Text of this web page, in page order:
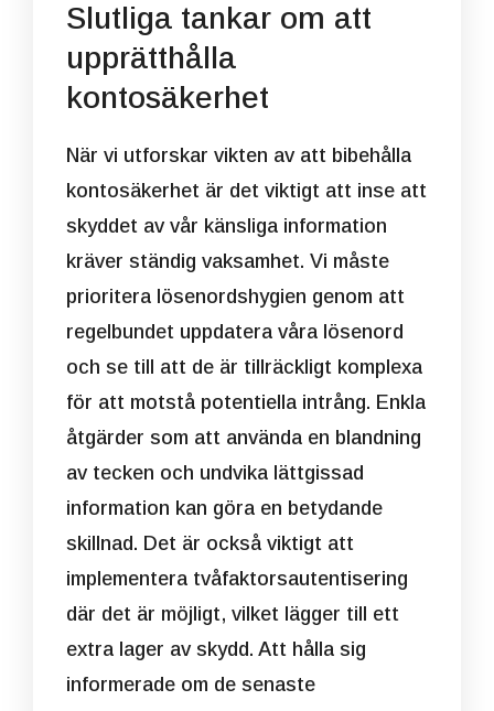
Slutliga tankar om att
upprätthålla
kontosäkerhet
När vi utforskar vikten av att bibehålla
kontosäkerhet är det viktigt att inse att
skyddet av vår känsliga information
kräver ständig vaksamhet. Vi måste
prioritera lösenordshygien genom att
regelbundet uppdatera våra lösenord
och se till att de är tillräckligt komplexa
för att motstå potentiella intrång. Enkla
åtgärder som att använda en blandning
av tecken och undvika lättgissad
information kan göra en betydande
skillnad. Det är också viktigt att
implementera tvåfaktorsautentisering
där det är möjligt, vilket lägger till ett
extra lager av skydd. Att hålla sig
informerade om de senaste